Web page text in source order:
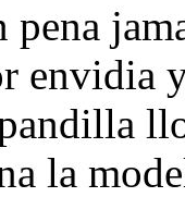
pena
envidia
la